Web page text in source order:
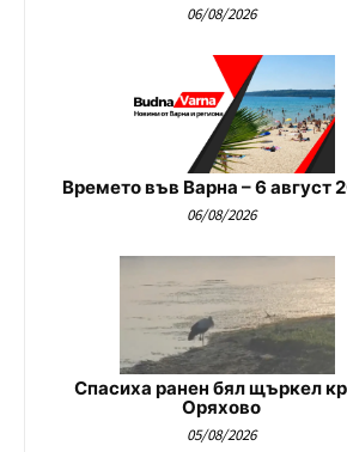
06/08/2026
Времето във Варна – 6 август
06/08/2026
Спасиха ранен бял щъркел
Оряхово
05/08/2026